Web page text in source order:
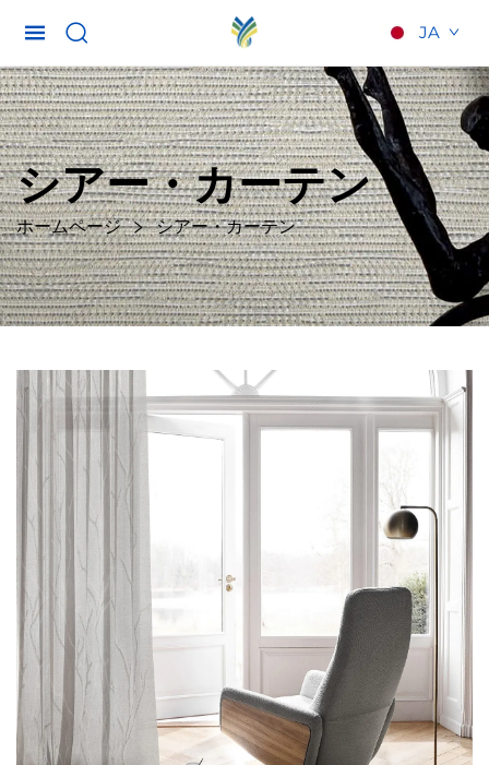
JA
シアー・カーテン
ホームページ シアー・カーテン